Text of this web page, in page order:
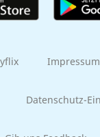
Impressum
Datenschutz-